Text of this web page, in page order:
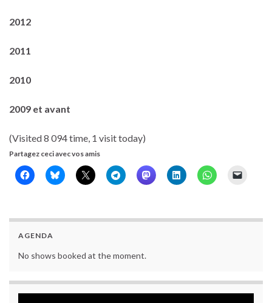
2012
2011
2010
2009 et avant
(Visited 8 094 time, 1 visit today)
Partagez ceci avec vos amis
AGENDA
No shows booked at the moment.